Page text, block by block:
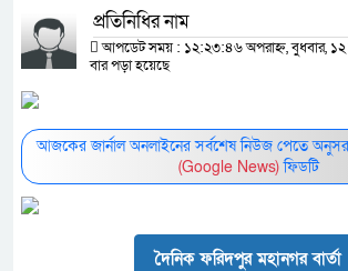
প্রতিনিধির নাম
আপডেট সময় : ১২:২৩:৪৬ অপরাহ্ন, বুধবার, ১২
বার পড়া হয়েছে
আজকের জার্নাল অনলাইনের সর্বশেষ নিউজ পেতে
(Google News)ফিডটি
দৈনিক ফরিদপুর মহানগর বার্তা